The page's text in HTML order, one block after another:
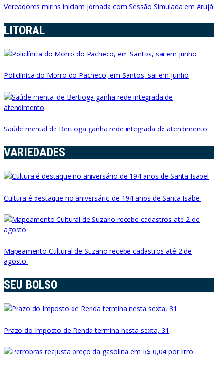
Vereadores mirins iniciam jornada com Sessão Simulada em Arujá
LITORAL
Policlínica do Morro do Pacheco, em Santos, sai em junho
Saúde mental de Bertioga ganha rede integrada de atendimento
VARIEDADES
Cultura é destaque no aniversário de 194 anos de Santa Isabel
Mapeamento Cultural de Suzano recebe cadastros até 2 de
agosto
SEU BOLSO
Prazo do Imposto de Renda termina nesta sexta, 31